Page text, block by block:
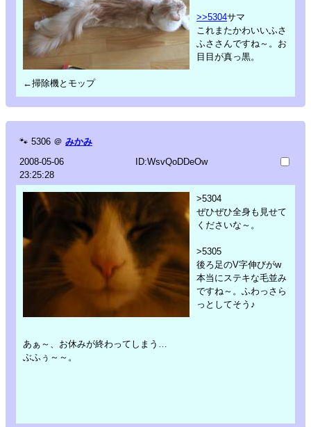
>>5304サマ
これまたかわいいふさ
ふささんですね～。お
目目が真っ黒。
←掃除機とモップ
🐾 5306 ＠ みかみ
2008-05-06
23:25:28
ID:WsvQoDDeOw
>5304
ぜひぜひ全身も見せて
くださいな～。
>5305
後ろ足のV字伸びがw
本当にステキな毛並み
ですね～。ふわっさら
っとしてそう♪
あぁ～、お休みが終わってしまう…
ぶふぅ～～。